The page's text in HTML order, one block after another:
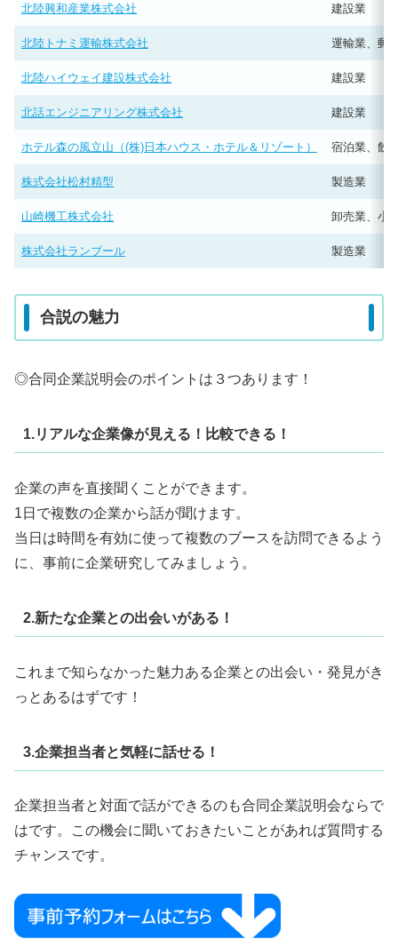
北陸興和産業株式会社 建設業
北陸トナミ運輸株式会社 運輸業、郵
北陸ハイウェイ建設株式会社 建設業
北話エンジニアリング株式会社 建設業
ホテル森の風立山（(株)日本ハウス・ホテル＆リゾート） 宿泊業、飲
株式会社松村精型 製造業
山崎機工株式会社 卸売業、小
株式会社ランブール 製造業
合説の魅力
◎合同企業説明会のポイントは３つあります！
1.リアルな企業像が見える！比較できる！
企業の声を直接聞くことができます。
1日で複数の企業から話が聞けます。
当日は時間を有効に使って複数のブースを訪問できるよう
に、事前に企業研究してみましょう。
2.新たな企業との出会いがある！
これまで知らなかった魅力ある企業との出会い・発見がき
っとあるはずです！
3.企業担当者と気軽に話せる！
企業担当者と対面で話ができるのも合同企業説明会ならで
はです。この機会に聞いておきたいことがあれば質問する
チャンスです。